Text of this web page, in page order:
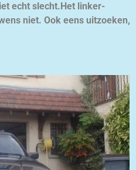
echt slecht.Het linker-
niet. Ook eens uitzoeken,